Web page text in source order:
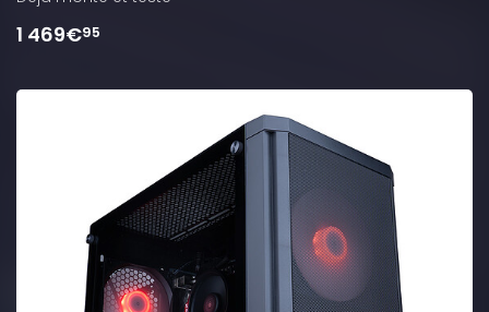
1 469€95